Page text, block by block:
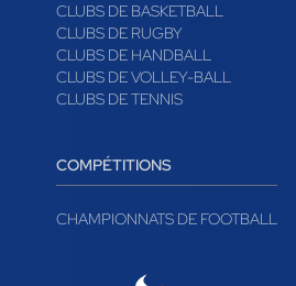
CLUBS DE BASKETBALL
CLUBS DE RUGBY
CLUBS DE HANDBALL
CLUBS DE VOLLEY-BALL
CLUBS DE TENNIS
COMPÉTITIONS
CHAMPIONNATS DE FOOTBALL